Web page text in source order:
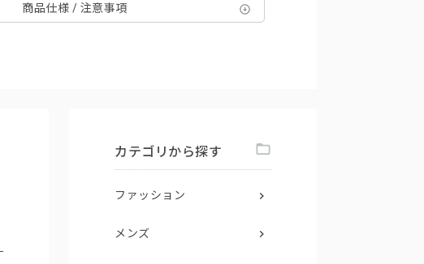
商品仕様 / 注意事項
カテゴリから探す
ファッション
メンズ